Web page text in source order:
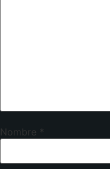
Nombre *